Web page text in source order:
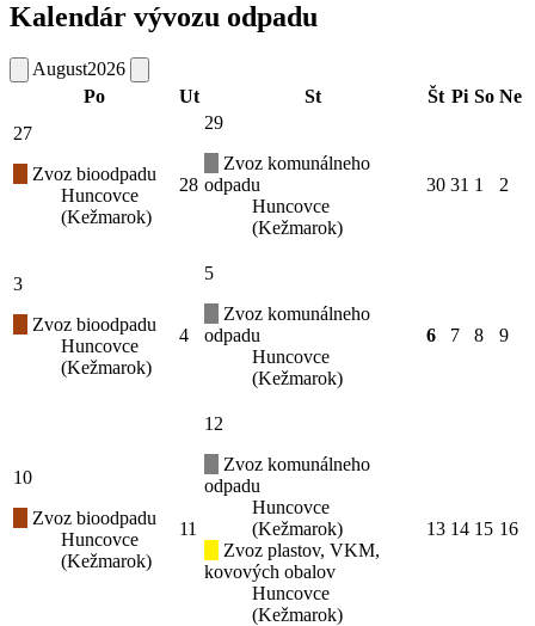
Kalendár vývozu odpadu
August2026
Po
Ut St Št Pi So Ne
27
Zvoz bioodpadu
Huncovce
(Kežmarok)
28
29
Zvoz komunálneho
odpadu
Huncovce
(Kežmarok)
30 31 1 2
3
Zvoz bioodpadu
Huncovce
(Kežmarok)
4
5
Zvoz komunálneho
odpadu
Huncovce
(Kežmarok)
6 7 8 9
10
Zvoz bioodpadu
Huncovce
(Kežmarok)
11
12
Zvoz komunálneho
odpadu
Huncovce
(Kežmarok)
Zvoz plastov, VKM,
kovových obalov
Huncovce
(Kežmarok)
13 14 15 16